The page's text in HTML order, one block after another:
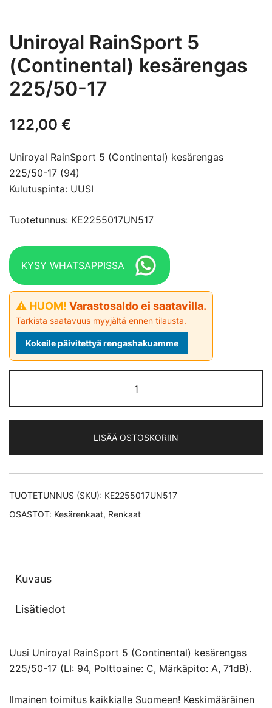
Uniroyal RainSport 5
(Continental) kesärengas
225/50-17
122,00 €
Uniroyal RainSport 5 (Continental) kesärengas
225/50-17 (94)
Kulutuspinta: UUSI
Tuotetunnus: KE2255017UN517
KYSY WHATSAPPISSA
⚠ HUOM! Varastosaldo ei saatavilla.
Tarkista saatavuus myyjältä ennen tilausta.
Kokeile päivitettyä rengashakuamme
RainSport
5
kesärengas
225/50-
17
määrä
LISÄÄ OSTOSKORIIN
TUOTETUNNUS (SKU): KE2255017UN517
OSASTOT: Kesärenkaat, Renkaat
Kuvaus
Lisätiedot
Uusi Uniroyal RainSport 5 (Continental) kesärengas
225/50-17 (LI: 94, Polttoaine: C, Märkäpito: A, 71dB).
Ilmainen toimitus kaikkialle Suomeen! Keskimääräinen